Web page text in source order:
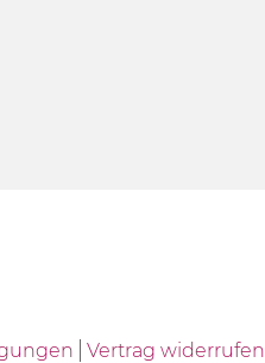
Vertrag widerrufen